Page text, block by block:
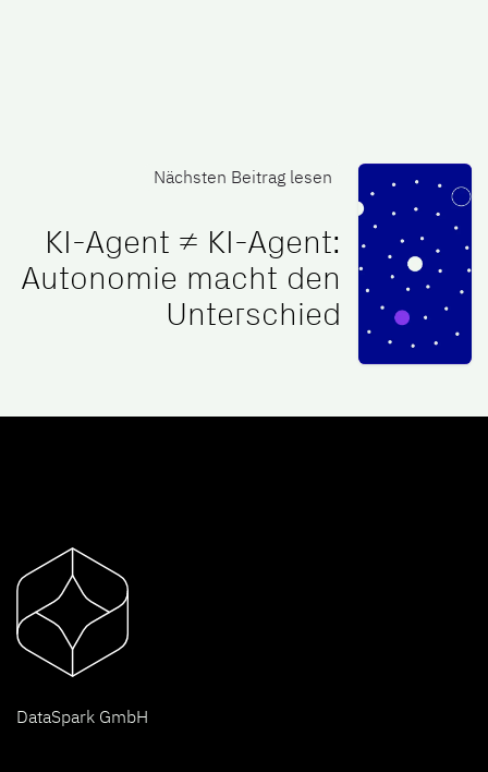
Nächsten Beitrag lesen
KI-Agent ≠ KI-Agent:
Autonomie macht den
Unterschied
DataSpark GmbH